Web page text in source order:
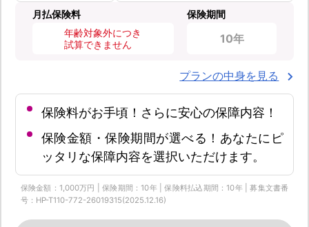
月払保険料
年齢対象外につき
試算できません
保険期間
10年
プランの中身を見る
保険料がお手頃！さらに安心の保障内容！
保険金額・保険期間が選べる！あなたにピ
ッタリな保障内容を選択いただけます。
保険金額：1,000万円 | 保険期間：10年 | 保険料払込期間：10年 | 募集文書番
号：HP-T110-772-26019315(2025.12.16)